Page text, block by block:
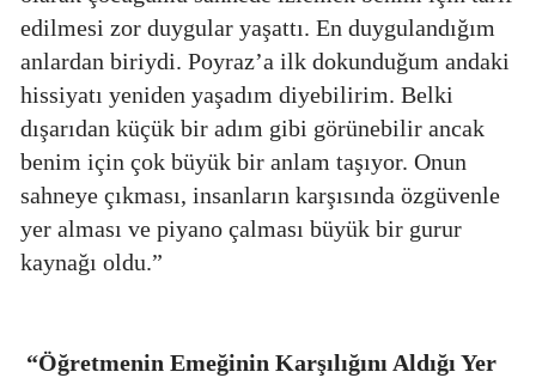
edilmesi zor duygular yaşattı. En duygulandığım
anlardan biriydi. Poyraz’a ilk dokunduğum andaki
hissiyatı yeniden yaşadım diyebilirim. Belki
dışarıdan küçük bir adım gibi görünebilir ancak
benim için çok büyük bir anlam taşıyor. Onun
sahneye çıkması, insanların karşısında özgüvenle
yer alması ve piyano çalması büyük bir gurur
kaynağı oldu.”
“Öğretmenin Emeğinin Karşılığını Aldığı Yer